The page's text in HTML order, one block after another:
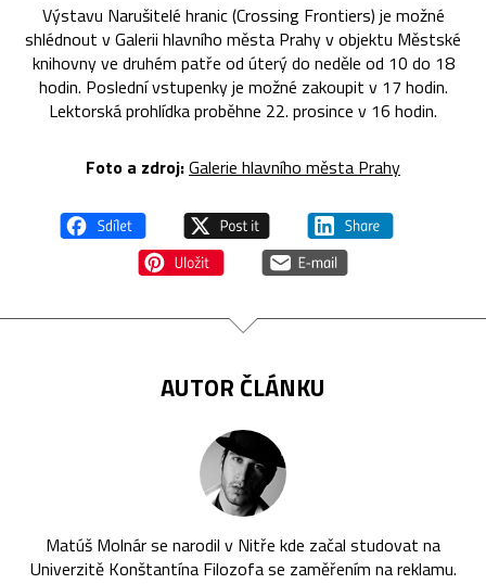
Výstavu Narušitelé hranic (Crossing Frontiers) je možné
shlédnout v Galerii hlavního města Prahy v objektu Městské
knihovny ve druhém patře od úterý do neděle od 10 do 18
hodin. Poslední vstupenky je možné zakoupit v 17 hodin.
Lektorská prohlídka proběhne 22. prosince v 16 hodin.
Foto a zdroj:Galerie hlavního města Prahy
AUTOR ČLÁNKU
Matúš Molnár se narodil v Nitře kde začal studovat na
Univerzitě Konštantína Filozofa se zaměřením na reklamu.